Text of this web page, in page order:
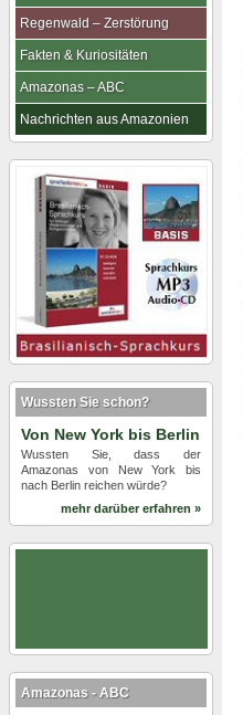
Regenwald – Zerstörung
Fakten & Kuriositäten
Amazonas – ABC
Nachrichten aus Amazonien
Wussten Sie schon?
Von New York bis Berlin
Wussten Sie, dass der
Amazonas von New York bis
nach Berlin reichen würde?
mehr darüber erfahren »
Amazonas - ABC